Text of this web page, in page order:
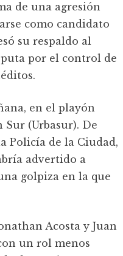
de una agresión
como candidato
su respaldo al
por el control de
en el playón
Sur (Urbasur). De
Policía de la Ciudad,
advertido a
golpiza en la que
Acosta y Juan
un rol menos